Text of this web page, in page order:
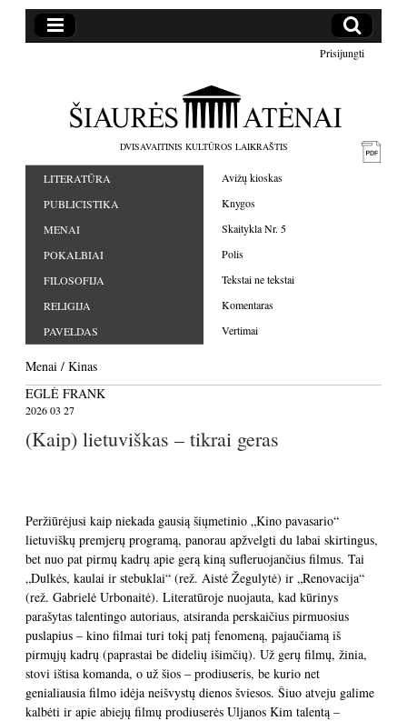
Prisijungti
DVISAVAITINIS KULTŪROS LAIKRAŠTIS
LITERATŪRA
PUBLICISTIKA
MENAI
POKALBIAI
FILOSOFIJA
RELIGIJA
PAVELDAS
Avižų kioskas
Knygos
Skaitykla Nr. 5
Polis
Tekstai ne tekstai
Komentaras
Vertimai
Menai / Kinas
EGLĖ FRANK
2026 03 27
(Kaip) lietuviškas – tikrai geras
Peržiūrėjusi kaip niekada gausią šiųmetinio „Kino pavasario“
lietuviškų premjerų programą, panorau apžvelgti du labai skirtingus,
bet nuo pat pirmų kadrų apie gerą kiną sufleruojančius filmus. Tai
„Dulkės, kaulai ir stebuklai“ (rež. Aistė Žegulytė) ir „Renovacija“
(rež. Gabrielė Urbonaitė). Literatūroje nuojauta, kad kūrinys
parašytas talentingo autoriaus, atsiranda perskaičius pirmuosius
puslapius – kino filmai turi tokį patį fenomeną, pajaučiamą iš
pirmųjų kadrų (paprastai be didelių išimčių). Už gerų filmų, žinia,
stovi ištisa komanda, o už šios – prodiuseris, be kurio net
genialiausia filmo idėja neišvystų dienos šviesos. Šiuo atveju galime
kalbėti ir apie abiejų filmų prodiuserės Uljanos Kim talentą –